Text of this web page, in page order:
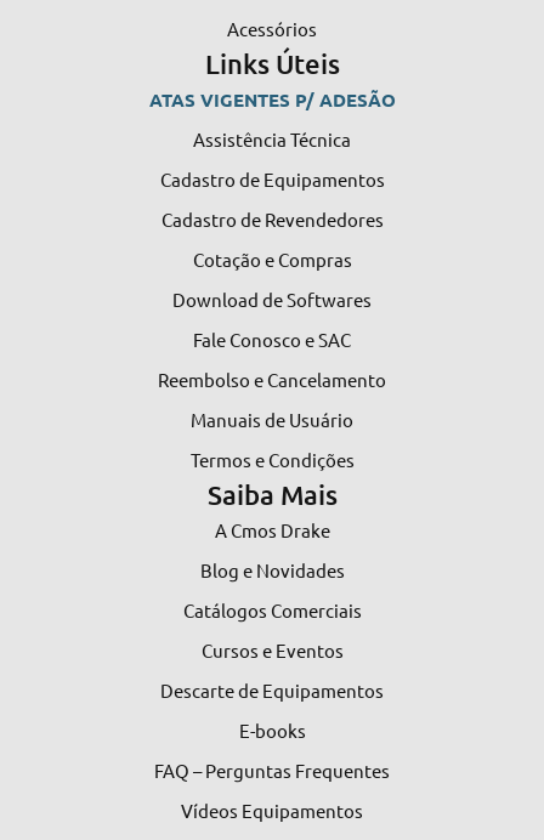
Acessórios
Links Úteis
ATAS VIGENTES P/ ADESÃO
Assistência Técnica
Cadastro de Equipamentos
Cadastro de Revendedores
Cotação e Compras
Download de Softwares
Fale Conosco e SAC
Reembolso e Cancelamento
Manuais de Usuário
Termos e Condições
Saiba Mais
A Cmos Drake
Blog e Novidades
Catálogos Comerciais
Cursos e Eventos
Descarte de Equipamentos
E-books
FAQ – Perguntas Frequentes
Vídeos Equipamentos